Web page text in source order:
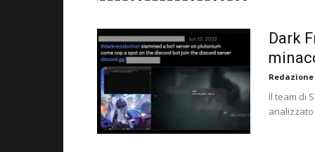
Dark
Il team di
analizzato